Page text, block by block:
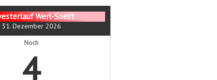
Werl-Soest
31. Dezember 2026
Noch
4